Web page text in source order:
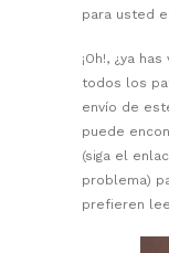
para usted
¡Oh!, ¿ya
todos los
envío de
puede
(siga el
problema)
prefieren